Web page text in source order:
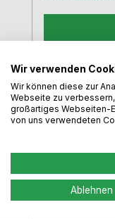
Wir verwenden
Wir können diese zur
Webseite zu
großartiges Webseiten-
von uns verwendeten
Ablehnen